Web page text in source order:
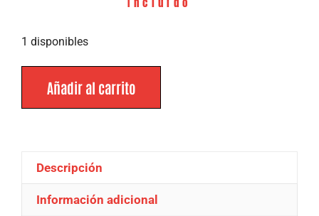
1 disponibles
Añadir al carrito
Descripción
Información adicional